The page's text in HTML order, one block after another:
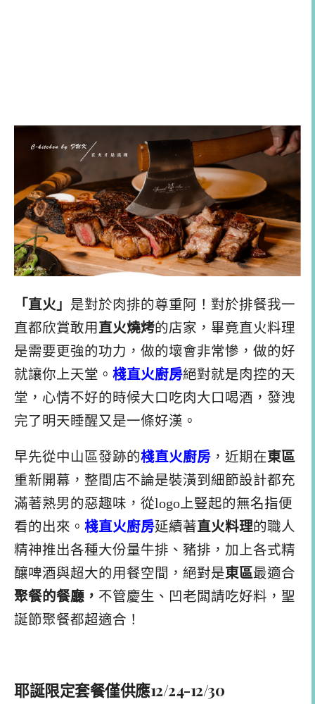
「直火」 是對於肉排的尊重阿！對於排餐我一
直都欣賞敢用 直火燒烤的店家，畢竟直火料理
是需要更強的功力，做的壞會非常慘，做的好
就讓你上天堂。 棧直火廚房絕對就是肉控的天
堂，心情不好的時候大口吃肉大口喝酒，發洩
完了明天睡醒又是一條好漢。
早先從中山區發跡的棧直火廚房 ，近期在東區
重新開幕，整間店不論是裝潢到細節設計都充
滿著熟男的惡趣味，從logo上豎起的無名指便
看的出來。 棧直火廚房延續著直火料理的職人
精神推出各種大份量牛排、豬排，加上各式精
釀啤酒與超大的用餐空間，絕對是東區最適合
聚餐的餐廳， 不管慶生、凹老闆請吃好料，聖
誕節聚餐都超適合！
耶誕限定套餐僅供應12/24-12/30